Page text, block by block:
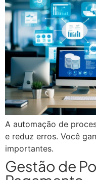
A automação de
e reduz erros. Você
importantes.
Gestão de